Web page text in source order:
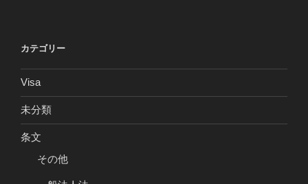
カテゴリー
Visa
未分類
条文
その他